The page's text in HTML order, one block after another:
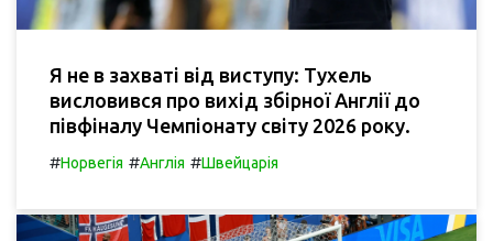
Я не в захваті від виступу: Тухель
висловився про вихід збірної Англії до
півфіналу Чемпіонату світу 2026 року.
#Норвегія #Англія #Швейцарія